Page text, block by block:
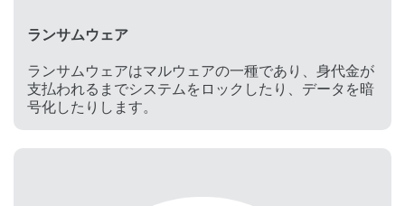
ランサムウェア
ランサムウェアはマルウェアの一種であり、身代金が
支払われるまでシステムをロックしたり、データを暗
号化したりします。